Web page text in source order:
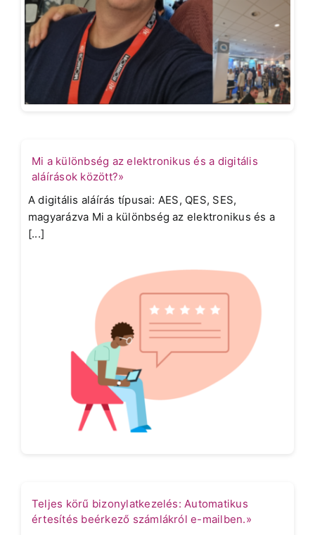
Mi a különbség az elektronikus és a digitális
aláírások között?»
A digitális aláírás típusai: AES, QES, SES,
magyarázva Mi a különbség az elektronikus és a
[...]
Teljes körű bizonylatkezelés: Automatikus
értesítés beérkező számlákról e-mailben.»